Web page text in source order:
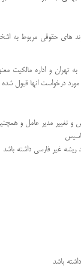
های حقوقی مربوط به
به تهران و اداره
مورد درخواست انها قبول شده
تغییر مدیر عامل و
غیر فارسی داشته باشد
باشد